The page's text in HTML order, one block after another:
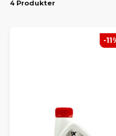
.
mopedbilar och erbjuder
Lombardini, Kohler,
olja är avgörande för
4 Produkter
-